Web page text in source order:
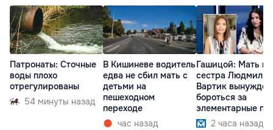
Патронаты: Сточные
воды плохо
отрегулированы
54 минуты назад
В Кишиневе водитель
едва не сбил мать с
детьми на
пешеходном
переходе
час назад
Гашицой: Мать и
сестра Людмилы
Вартик
бороться за
элементарные
2 часа назад